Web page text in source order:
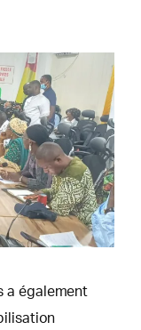
a également